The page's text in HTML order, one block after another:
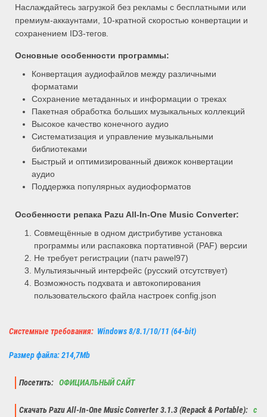
Наслаждайтесь загрузкой без рекламы с бесплатными или
премиум-аккаунтами, 10-кратной скоростью конвертации и
сохранением ID3-тегов.
Основные особенности программы:
Конвертация аудиофайлов между различными
форматами
Сохранение метаданных и информации о треках
Пакетная обработка больших музыкальных коллекций
Высокое качество конечного аудио
Систематизация и управление музыкальными
библиотеками
Быстрый и оптимизированный движок конвертации
аудио
Поддержка популярных аудиоформатов
Особенности репака Pazu All-In-One Music Converter:
Совмещённые в одном дистрибутиве установка
программы или распаковка портативной (PAF) версии
Не требует регистрации (патч pawel97)
Мультиязычный интерфейс (русский отсутствует)
Возможность подхвата и автокопирования
пользовательского файла настроек config.json
Системные требования: Windows 8/8.1/10/11 (64-bit)
Размер файла: 214,7Mb
Посетить: ОФИЦИАЛЬНЫЙ САЙТ
Скачать Pazu All-In-One Music Converter 3.1.3 (Repack & Portable): с